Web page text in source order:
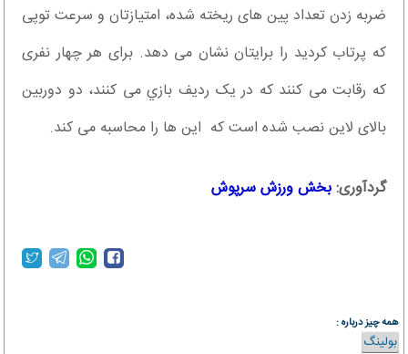
ضربه زدن تعداد پین های ریخته شده، امتیازتان و سرعت توپی
که پرتاب کردید را برایتان نشان می دهد. برای هر چهار نفری
که رقابت می کنند که در یک ردیف بازي می کنند، دو دوربین
بالای لاین نصب شده است که این ها را محاسبه می کند.
گردآوری:بخش ورزش سرپوش
همه چیز درباره :
بولینگ